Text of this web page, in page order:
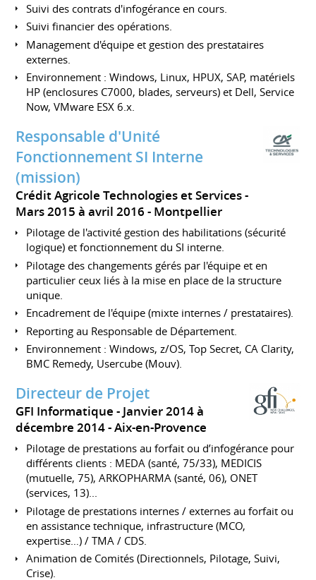
Suivi des contrats d'infogérance en cours.
Suivi financier des opérations.
Management d'équipe et gestion des prestataires
externes.
Environnement : Windows, Linux, HPUX, SAP, matériels
HP (enclosures C7000, blades, serveurs) et Dell, Service
Now, VMware ESX 6.x.
Responsable d'Unité
Fonctionnement SI Interne
(mission)
Crédit Agricole Technologies et Services
Mars 2015 à avril 2016 Montpellier
Pilotage de l'activité gestion des habilitations (sécurité
logique) et fonctionnement du SI interne.
Pilotage des changements gérés par l'équipe et en
particulier ceux liés à la mise en place de la structure
unique.
Encadrement de l'équipe (mixte internes / prestataires).
Reporting au Responsable de Département.
Environnement : Windows, z/OS, Top Secret, CA Clarity,
BMC Remedy, Usercube (Mouv).
Directeur de Projet
GFI Informatique
Janvier 2014 à
décembre 2014 Aix-en-Provence
Pilotage de prestations au forfait ou d’infogérance pour
différents clients : MEDA (santé, 75/33), MEDICIS
(mutuelle, 75), ARKOPHARMA (santé, 06), ONET
(services, 13)...
Pilotage de prestations internes / externes au forfait ou
en assistance technique, infrastructure (MCO,
expertise…) / TMA / CDS.
Animation de Comités (Directionnels, Pilotage, Suivi,
Crise).